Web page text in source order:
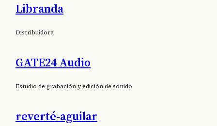
Suscríbete al boletín de Oidà Editorial
Libranda
Distribuidora
GATE24 Audio
Estudio de grabación y edición de sonido
reverté-aguilar